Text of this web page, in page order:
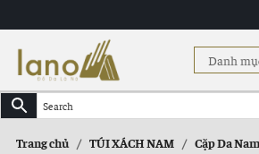
Danh
Trang chủ / TÚI XÁCH NAM / Cặp Da